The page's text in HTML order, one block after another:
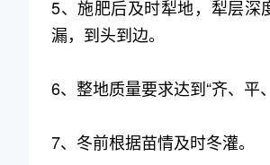
5、施肥后及时犁地，犁层深
漏，到头到边。
6、整地质量要求达到“齐、平
7、冬前根据苗情及时冬灌。